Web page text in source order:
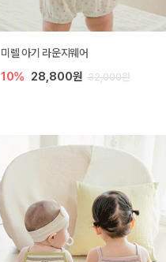
미렐 아기 라운지웨어
10% 28,800원 32,000원